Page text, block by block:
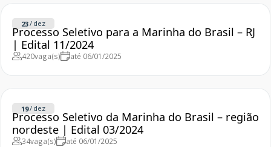
23/ dez
Processo Seletivo para a Marinha do Brasil – RJ
| Edital 11/2024
420vaga(s) até 06/01/2025
19/ dez
Processo Seletivo da Marinha do Brasil – região
nordeste | Edital 03/2024
34vaga(s) até 06/01/2025